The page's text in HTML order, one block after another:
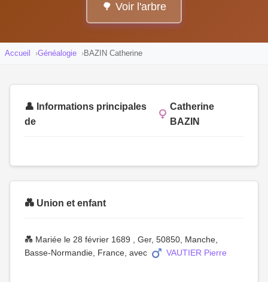
🌳 Voir l'arbre
Accueil Généalogie BAZIN Catherine
👤 Informations principales
de
Catherine
BAZIN
💑 Union et enfant
💑 Mariée le 28 février 1689 , Ger, 50850, Manche,
Basse-Normandie, France, avec
VAUTIER Pierre